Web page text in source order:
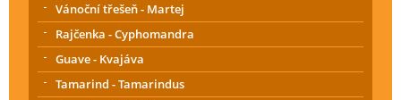
Vánoční třešeň - Martej
Rajčenka - Cyphomandra
Guave - Kvajáva
Tamarind - Tamarindus